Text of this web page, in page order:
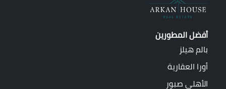
أفضل المطورين
بالم هيلز
أورا العقارية
الأهلي صبور